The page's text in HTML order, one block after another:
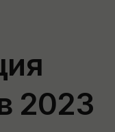
2023